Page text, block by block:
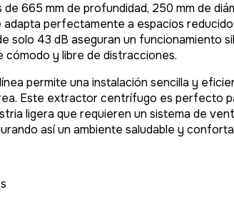
de 665 mm de profundidad, 250 mm de
adapta perfectamente a espacios
solo 43 dB aseguran un funcionamiento
cómodo y libre de distracciones.
permite una instalación sencilla y
Este extractor centrífugo es perfecto
ligera que requieren un sistema de
así un ambiente saludable y